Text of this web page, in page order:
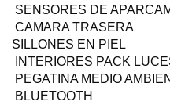
SENSORES DE
CAMARA TRASERA
SILLONES EN PIEL
INTERIORES PACK
PEGATINA MEDIO
BLUETOOTH